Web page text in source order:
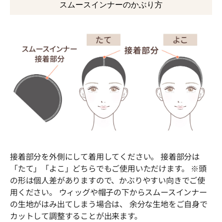
スムースインナーのかぶり方
接着部分を外側にして着用してください。 接着部分は
「たて」「よこ」どちらでもご使用いただけます。 ※頭
の形は個人差がありますので、かぶりやすい向きでご使
用ください。 ウィッグや帽子の下からスムースインナー
の生地がはみ出てしまう場合は、 余分な生地をご自身で
カットして調整することが出来ます。